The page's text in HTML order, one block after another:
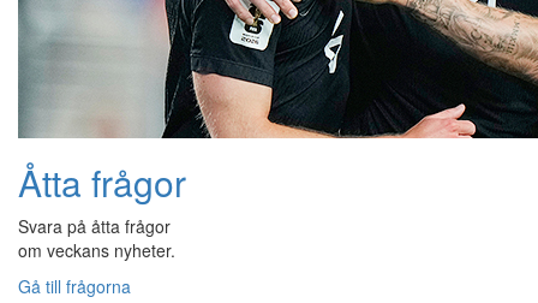
Åtta frågor
Svara på åtta frågor
om veckans nyheter.
Gå till frågorna